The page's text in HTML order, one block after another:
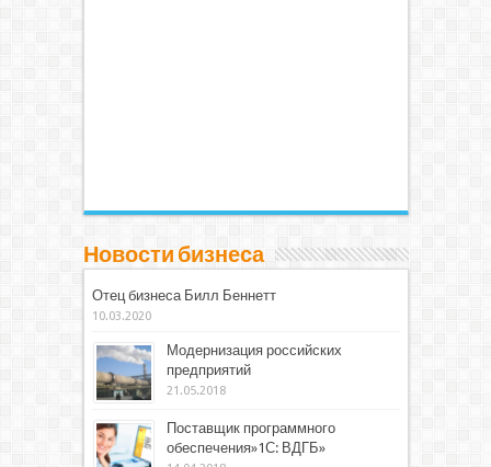
Новости бизнеса
Отец бизнеса Билл Беннетт
10.03.2020
Модернизация российских
предприятий
21.05.2018
Поставщик программного
обеспечения»1С: ВДГБ»